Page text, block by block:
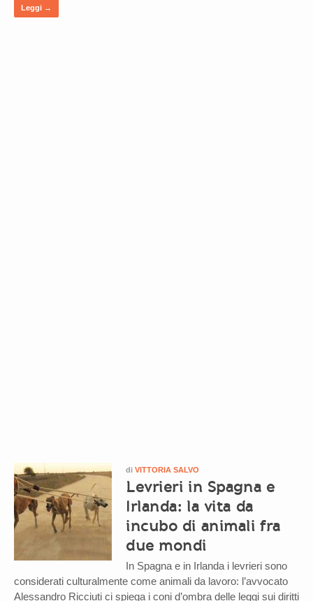
Leggi →
di VITTORIA SALVO
Levrieri in Spagna e
Irlanda: la vita da
incubo di animali fra
due mondi
In Spagna e in Irlanda i levrieri sono
considerati culturalmente come animali da lavoro: l’avvocato
Alessandro Ricciuti ci spiega i coni d’ombra delle leggi sui diritti